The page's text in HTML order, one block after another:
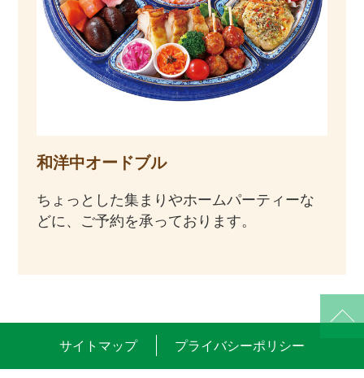
和洋中オードブル
ちょっとした集まりやホームパーティーな
どに、ご予約を承っております。
サイトマップ プライバシーポリシー